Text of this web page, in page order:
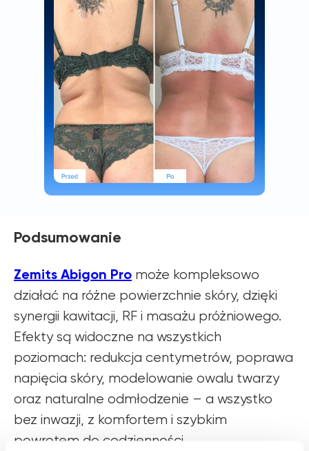
Podsumowanie
Zemits Abigon Pro może kompleksowo
działać na różne powierzchnie skóry, dzięki
synergii kawitacji, RF i masażu próżniowego.
Efekty są widoczne na wszystkich
poziomach: redukcja centymetrów, poprawa
napięcia skóry, modelowanie owalu twarzy
oraz naturalne odmłodzenie – a wszystko
bez inwazji, z komfortem i szybkim
powrotem do codzienności.